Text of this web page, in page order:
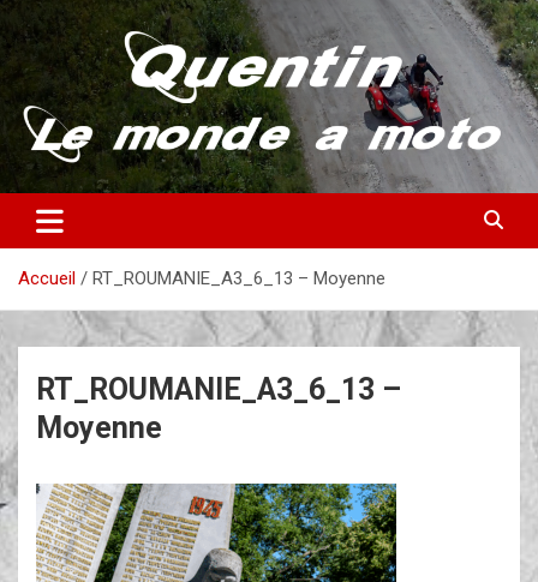
Aller
au
contenu
Quentin – Le monde à moto
Partez à la découverte du monde en vieille bécane
Accueil RT_ROUMANIE_A3_6_13 – Moyenne
RT_ROUMANIE_A3_6_13 –
Moyenne